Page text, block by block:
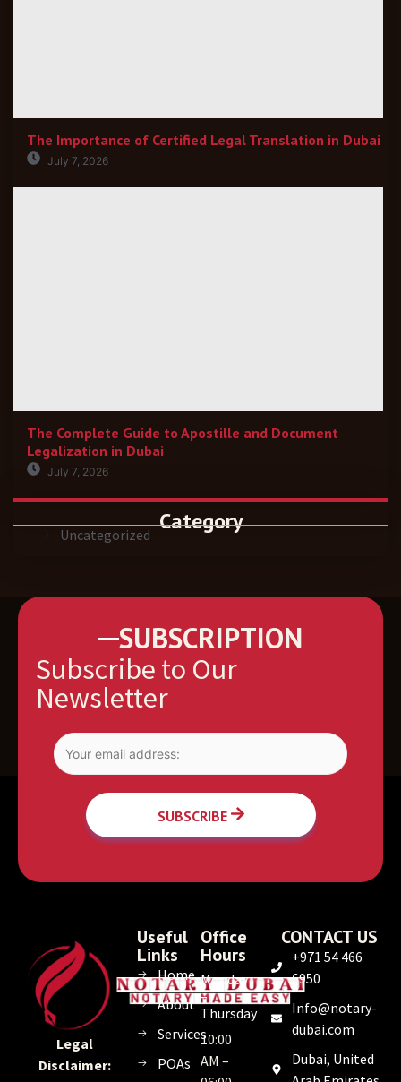
The Importance of Certified Legal Translation in Dubai
July 7, 2026
The Complete Guide to Apostille and Document
Legalization in Dubai
July 7, 2026
Category
Uncategorized
SUBSCRIPTION
Subscribe to Our
Newsletter
SUBSCRIBE
Legal
Disclaimer:
Useful
Links
Home
About
Services
POAs
Office
Hours
Monday
–
Thursday
10:00
AM –
CONTACT US
+971 54 466
6950
Info@notary-
dubai.com
Dubai, United